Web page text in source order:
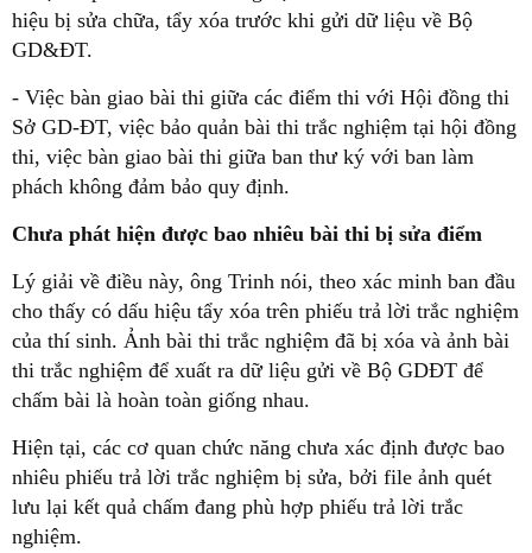
hiệu bị sửa chữa, tẩy xóa trước khi gửi dữ liệu về Bộ
GD&ĐT.
- Việc bàn giao bài thi giữa các điểm thi với Hội đồng thi
Sở GD-ĐT, việc bảo quản bài thi trắc nghiệm tại hội đồng
thi, việc bàn giao bài thi giữa ban thư ký với ban làm
phách không đảm bảo quy định.
Chưa phát hiện được bao nhiêu bài thi bị sửa điểm
Lý giải về điều này, ông Trinh nói, theo xác minh ban đầu
cho thấy có dấu hiệu tẩy xóa trên phiếu trả lời trắc nghiệm
của thí sinh. Ảnh bài thi trắc nghiệm đã bị xóa và ảnh bài
thi trắc nghiệm để xuất ra dữ liệu gửi về Bộ GDĐT để
chấm bài là hoàn toàn giống nhau.
Hiện tại, các cơ quan chức năng chưa xác định được bao
nhiêu phiếu trả lời trắc nghiệm bị sửa, bởi file ảnh quét
lưu lại kết quả chấm đang phù hợp phiếu trả lời trắc
nghiệm.